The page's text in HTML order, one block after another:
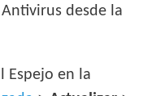
desde la
Espejo en la